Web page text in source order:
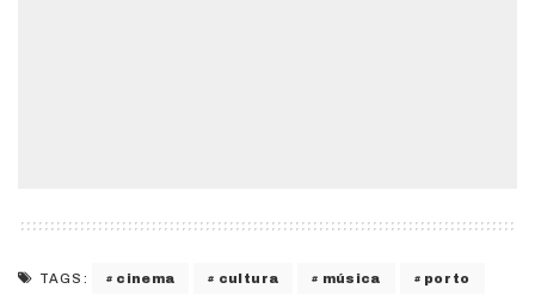
TAGS: cinema cultura música porto